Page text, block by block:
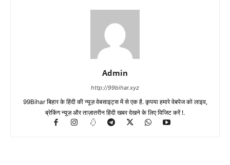
Admin
http://99bihar.xyz
99Bihar बिहार के हिंदी की न्यूज़ वेबसाइट्स में से एक है. कृपया हमारे वेबपेज को लाइव,
ब्रेकिंग न्यूज़ और ताज़ातरीन हिंदी खबर देखने के लिए विजिट करें !.